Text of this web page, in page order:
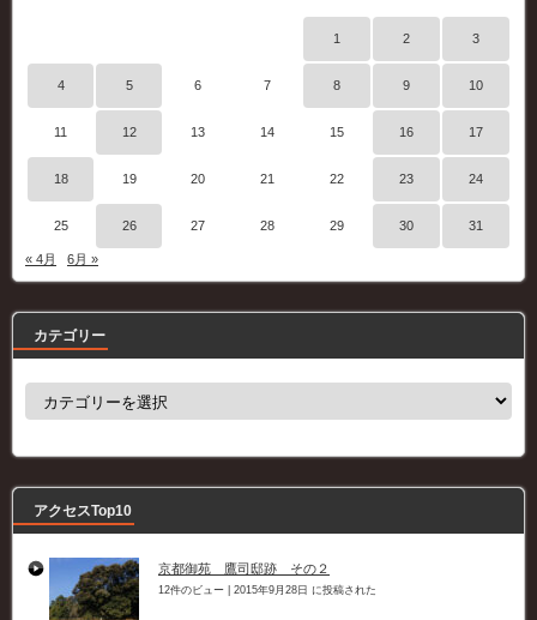
1 2 3
4 5 6 7 8 9 10
11 12 13 14 15 16 17
18 19 20 21 22 23 24
25 26 27 28 29 30 31
« 4月 6月 »
カテゴリー
カ
ー
アクセスTop10
京都御苑 鷹司邸跡 その２
12件のビュー 2015年9月28日 に投稿された